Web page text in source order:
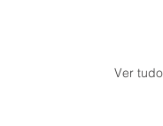
Ver tudo